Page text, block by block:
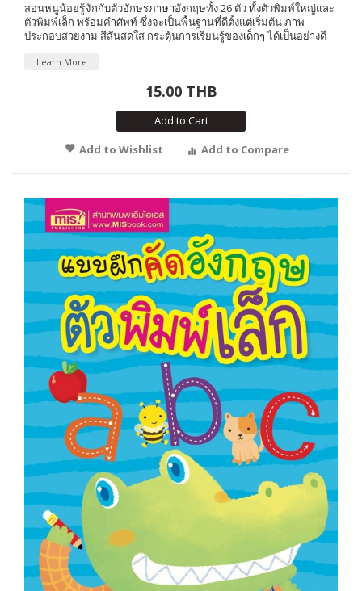
สอนหนูน้อยรู้จักกับตัวอักษรภาษาอังกฤษทั้ง 26 ตัว ทั้งตัวพิมพ์ใหญ่และ
ตัวพิมพ์เล็ก พร้อมคำศัพท์ ซึ่งจะเป็นพื้นฐานที่ดีตั้งแต่เริ่มต้น ภาพ
ประกอบสวยงาม สีสันสดใส กระตุ้นการเรียนรู้ของเด็กๆ ได้เป็นอย่างดี
Learn More
15.00 THB
Add to Cart
Add to Wishlist
Add to Compare